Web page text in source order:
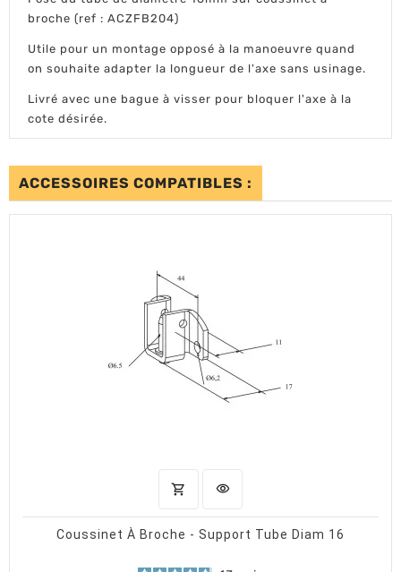
broche (ref : ACZFB204)
Utile pour un montage opposé à la manoeuvre quand
on souhaite adapter la longueur de l'axe sans usinage.
Livré avec une bague à visser pour bloquer l'axe à la
cote désirée.
ACCESSOIRES COMPATIBLES :
shopping_cart AJOUTER AU PANIER
visibility
Coussinet À Broche - Support Tube Diam 16